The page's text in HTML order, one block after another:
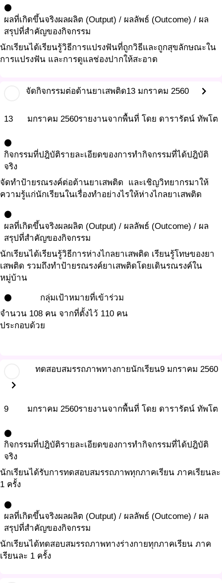
circle
ผลที่เกิดขึ้นจริงผลผลิต (Output) / ผลลัพธ์ (Outcome) / ผล
สรุปที่สำคัญของกิจกรรม
นักเรียนได้เรียนรู้วิธีการแปรงฟันที่ถูกวิธีและถูกสุขลักษณะใน
การแปรงฟัน และการดูแลช่องปากให้สะอาด
จัดกิจกรรมต่อด้านยาเสพติด13 มกราคม 2560 chevron_right
13 มกราคม 2560รายงานจากพื้นที่ โดย ดารารัตน์ ทัพโต
circle
กิจกรรมที่ปฎิบัติรายละเอียดของการทำกิจกรรมที่ได้ปฎิบัติ
จริง
จัดทำป้ายรณรงค์ต่อต้านยาเสพติด และเชิญวิทยากรมาให้
ความรู้แก่นักเรียนในเรื่องทำอย่างไรให้ห่างไกลยาเสพติด
circle
ผลที่เกิดขึ้นจริงผลผลิต (Output) / ผลลัพธ์ (Outcome) / ผล
สรุปที่สำคัญของกิจกรรม
นักเรียนได้เรียนรู้วิธีการห่างไกลยาเสพติด เรียนรู้โทษของยา
เสพติด รวมถึงทำป้ายรณรงค์ยาเสพติดโดยเดินรณรงค์ใน
หมู่บ้าน
circle
กลุ่มเป้าหมายที่เข้าร่วม
จำนวน 108 คน จากที่ตั้งไว้ 110 คน
ประกอบด้วย
ทดสอบสมรรถภาพทางกายนักเรียน9 มกราคม 2560
chevron_right
9 มกราคม 2560รายงานจากพื้นที่ โดย ดารารัตน์ ทัพโต
circle
กิจกรรมที่ปฎิบัติรายละเอียดของการทำกิจกรรมที่ได้ปฎิบัติ
จริง
นักเรียนได้รับการทดสอบสมรรถภาพทุกภาคเรียน ภาคเรียนละ
1 ครั้ง
circle
ผลที่เกิดขึ้นจริงผลผลิต (Output) / ผลลัพธ์ (Outcome) / ผล
สรุปที่สำคัญของกิจกรรม
นักเรียนได้ทดสอบสมรรถภาพทางร่างกายทุกภาคเรียน ภาค
เรียนละ 1 ครั้ง